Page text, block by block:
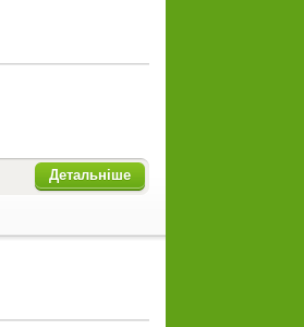
Детальніше